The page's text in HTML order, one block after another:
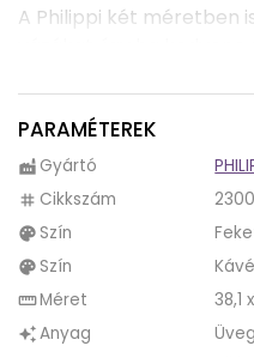
A Philippi két méretben
vázákat, így ha
méretű LINUS vázába
További előnye még
válogathatunk a Philippi
azokat variálhatjuk vagy
különböző pontjain, hogy
szemet kápráztató
A Philippi hihetetlenül
kávébarnára színezett
PARAMÉTEREK
factory Gyártó
tag Cikkszám
palette Szín
palette Szín
straightenMéret 38,1
auto_awesomeAnyag Üveg